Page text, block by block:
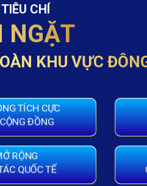
CHÍ
NGẶT
KHU VỰC
TÍCH CỰC
ĐỒNG
RỘNG
QUỐC TẾ